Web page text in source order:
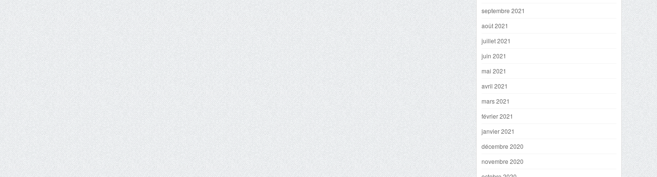
septembre 2021
août 2021
juillet 2021
juin 2021
mai 2021
avril 2021
mars 2021
février 2021
janvier 2021
décembre 2020
novembre 2020